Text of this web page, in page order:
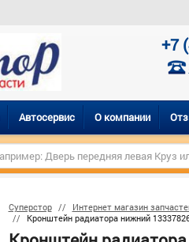
+7
Автосервис О компании
Суперстор Интернет магазин
Кронштейн радиатора нижний